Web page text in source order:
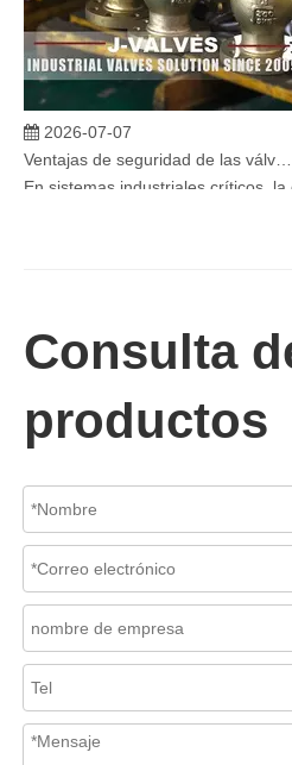
En sistemas industriales críticos,
En los sistemas de tuberías
Consulta
productos